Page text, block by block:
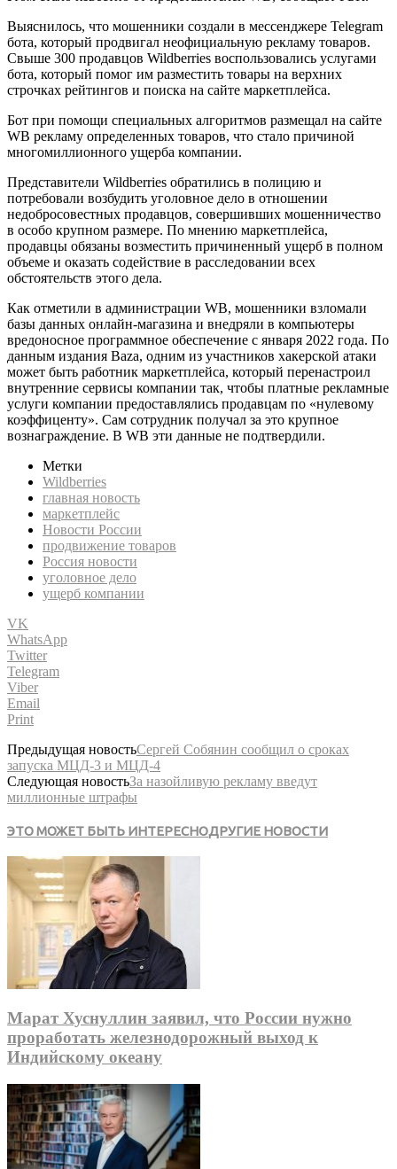
Выяснилось, что мошенники создали в мессенджере Telegram
бота, который продвигал неофициальную рекламу товаров.
Свыше 300 продавцов Wildberries воспользовались услугами
бота, который помог им разместить товары на верхних
строчках рейтингов и поиска на сайте маркетплейса.
Бот при помощи специальных алгоритмов размещал на сайте
WB рекламу определенных товаров, что стало причиной
многомиллионного ущерба компании.
Представители Wildberries обратились в полицию и
потребовали возбудить уголовное дело в отношении
недобросовестных продавцов, совершивших мошенничество
в особо крупном размере. По мнению маркетплейса,
продавцы обязаны возместить причиненный ущерб в полном
объеме и оказать содействие в расследовании всех
обстоятельств этого дела.
Как отметили в администрации WB, мошенники взломали
базы данных онлайн-магазина и внедряли в компьютеры
вредоносное программное обеспечение с января 2022 года. По
данным издания Baza, одним из участников хакерской атаки
может быть работник маркетплейса, который перенастроил
внутренние сервисы компании так, чтобы платные рекламные
услуги компании предоставлялись продавцам по «нулевому
коэффиценту». Сам сотрудник получал за это крупное
вознаграждение. В WB эти данные не подтвердили.
Метки
Wildberries
главная новость
маркетплейс
Новости России
продвижение товаров
Россия новости
уголовное дело
ущерб компании
VK
WhatsApp
Twitter
Telegram
Viber
Email
Print
Предыдущая новостьСергей Собянин сообщил о сроках
запуска МЦД-3 и МЦД-4
Следующая новостьЗа назойливую рекламу введут
миллионные штрафы
ЭТО МОЖЕТ БЫТЬ ИНТЕРЕСНОДРУГИЕ НОВОСТИ
Марат Хуснуллин заявил, что России нужно
проработать железнодорожный выход к
Индийскому океану